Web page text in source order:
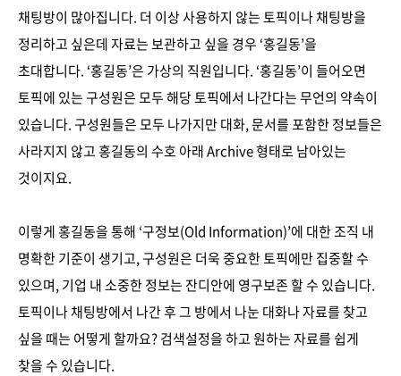
채팅방이 많아집니다. 더 이상 사용하지 않는 토픽이나 채팅방을
정리하고 싶은데 자료는 보관하고 싶을 경우 ‘홍길동’을
초대합니다. ‘홍길동’은 가상의 직원입니다. ‘홍길동’이 들어오면
토픽에 있는 구성원은 모두 해당 토픽에서 나간다는 무언의 약속이
있습니다. 구성원들은 모두 나가지만 대화, 문서를 포함한 정보들은
사라지지 않고 홍길동의 수호 아래 Archive 형태로 남아있는
것이지요.
이렇게 홍길동을 통해 ‘구정보(Old Information)’에 대한 조직 내
명확한 기준이 생기고, 구성원은 더욱 중요한 토픽에만 집중할 수
있으며, 기업 내 소중한 정보는 잔디안에 영구보존 할 수 있습니다.
토픽이나 채팅방에서 나간 후 그 방에서 나눈 대화나 자료를 찾고
싶을 때는 어떻게 할까요? 검색설정을 하고 원하는 자료를 쉽게
찾을 수 있습니다.